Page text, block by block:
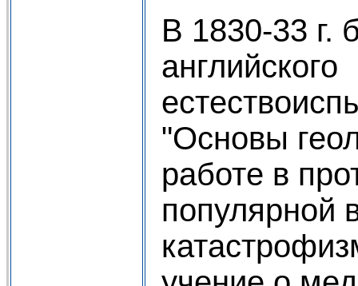
В 1830-33 г.
английского
"Основы
работе в
популярной